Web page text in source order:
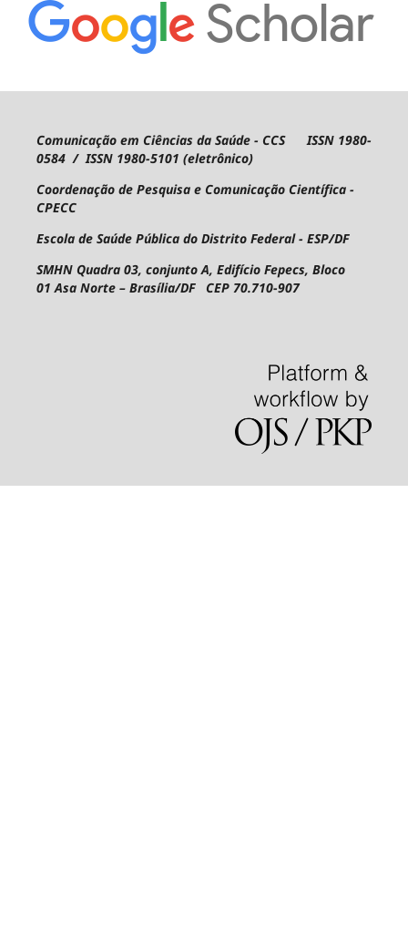
Comunicação em Ciências da Saúde - CCS ISSN 1980-
0584 / ISSN 1980-5101 (eletrônico)
Coordenação de Pesquisa e Comunicação Científica -
CPECC
Escola de Saúde Pública do Distrito Federal - ESP/DF
SMHN Quadra 03, conjunto A, Edifício Fepecs, Bloco
01Asa Norte – Brasília/DF CEP 70.710-907